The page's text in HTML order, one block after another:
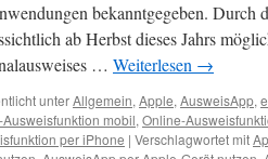
bekanntgegeben. Durch
ab Herbst dieses Jahrs
… Weiterlesen →
unterAllgemein, Apple, AusweisApp,
mobil, Online-
per iPhone | Verschlagwortet mit